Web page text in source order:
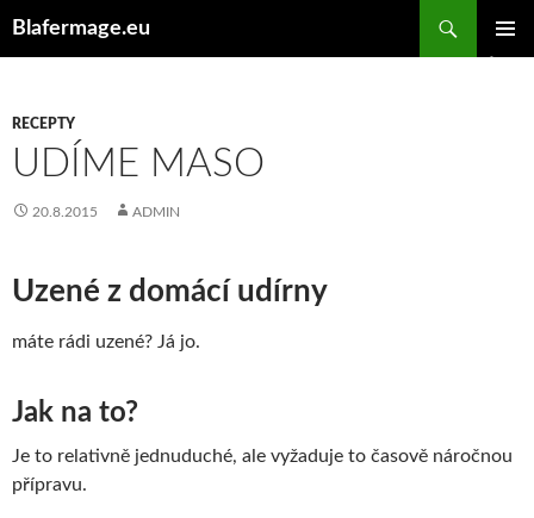
Blafermage.eu
WEBU
RECEPTY
UDÍME MASO
20.8.2015 ADMIN
Uzené z domácí udírny
máte rádi uzené? Já jo.
Jak na to?
Je to relativně jednuduché, ale vyžaduje to časově náročnou
přípravu.